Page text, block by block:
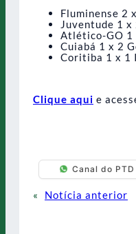
Fluminense 2
Juventude 1 x
Atlético-GO 1
Cuiabá 1 x 2
Coritiba 1 x 1
Clique aqui e
Canal do PTD
«
Notícia anterior